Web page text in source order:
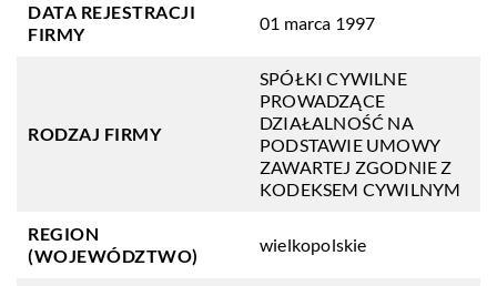
DATA REJESTRACJI
FIRMY
01 marca 1997
RODZAJ FIRMY
SPÓŁKI CYWILNE
PROWADZĄCE
DZIAŁALNOŚĆ NA
PODSTAWIE UMOWY
ZAWARTEJ ZGODNIE Z
KODEKSEM CYWILNYM
REGION
(WOJEWÓDZTWO)
wielkopolskie